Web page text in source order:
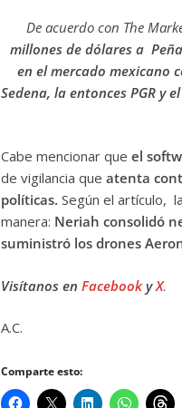
De acuerdo con The
millones de dólares a
en el mercado mexicano
Sedena, la entonces PGR y
Cabe mencionar que el
de vigilancia que atenta
políticas. Según el artículo,
manera: Neriah consolidó
suministró los drones
Visítanos en FacebookyX.
A.C.
Comparte esto: